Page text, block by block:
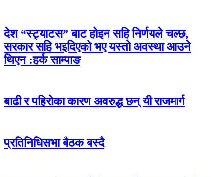
देश “स्ट्याटस” बाट होइन सहि निर्णयले चल्छ,
सरकार सहि भइदिएको भए यस्तो अवस्था आउने
थिएन :हर्क साम्पाङ
बाढी र पहिरोका कारण अवरुद्ध छन् यी राजमार्ग
प्रतिनिधिसभा बैठक बस्दै